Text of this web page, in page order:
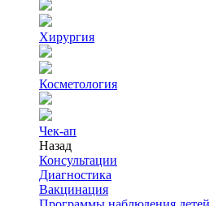
Хирургия
Косметология
Чек-ап
Назад
Консультации
Диагностика
Вакцинация